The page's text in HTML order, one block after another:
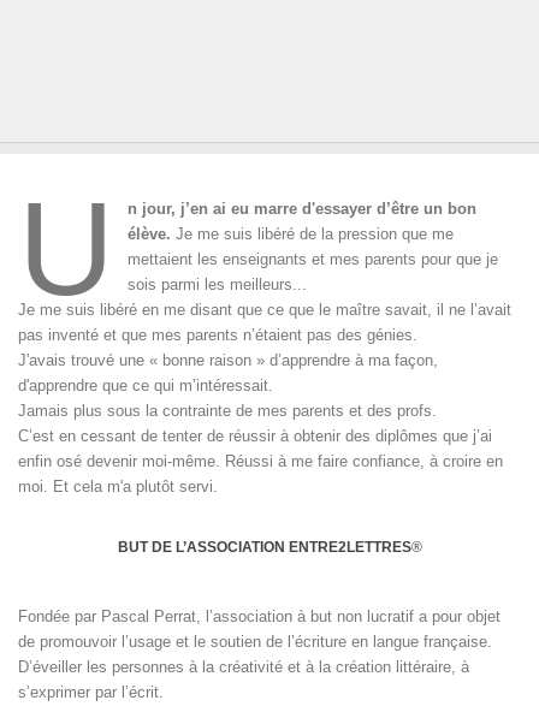
U
n jour, j’en ai eu marre d'essayer d’être un bon
élève.Je me suis libéré de la pression que me
mettaient les enseignants et mes parents pour que je
sois parmi les meilleurs...
Je me suis libéré en me disant que ce que le maître savait, il ne l’avait
pas inventé et que mes parents n’étaient pas des génies.
J'avais trouvé une « bonne raison » d’apprendre à ma façon,
d'apprendre que ce qui m’intéressait.
Jamais plus sous la contrainte de mes parents et des profs.
C’est en cessant de tenter de réussir à obtenir des diplômes que j’ai
enfin osé devenir moi-même. Réussi à me faire confiance, à croire en
moi. Et cela m'a plutôt servi.
BUT DE L’ASSOCIATION ENTRE2LETTRES®
Fondée par Pascal Perrat, l’association à but non lucratif a pour objet
de promouvoir l’usage et le soutien de l’écriture en langue française.
D’éveiller les personnes à la créativité et à la création littéraire, à
s’exprimer par l’écrit.